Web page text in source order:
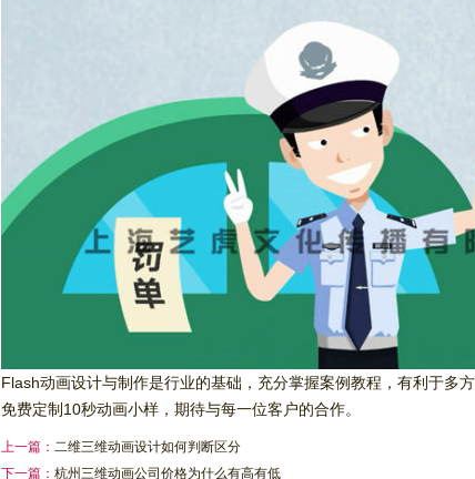
Flash动画设计与制作是行业的基础，充分掌握案例教程，有利于多
免费定制10秒动画小样，期待与每一位客户的合作。
上一篇： 二维三维动画设计如何判断区分
下一篇： 杭州三维动画公司价格为什么有高有低